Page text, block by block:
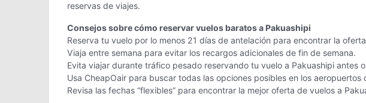
reservas de viajes.
Consejos sobre cómo reservar vuelos baratos a Pakuashipi
Reserva tu vuelo por lo menos 21 días de antelación para encontrar la
Viaja entre semana para evitar los recargos adicionales de fin de semana.
Evita viajar durante tráfico pesado reservando tu vuelo a Pakuashipi antes
Usa CheapOair para buscar todas las opciones posibles en los
Revisa las fechas “flexibles” para encontrar la mejor oferta de vuelos a